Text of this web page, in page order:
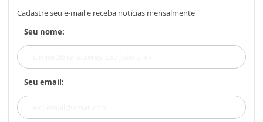
Cadastre seu e-mail e receba notícias mensalmente
Seu nome:
Seu email: